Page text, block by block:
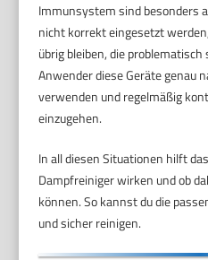
Immunsystem sind besonders
nicht korrekt eingesetzt
übrig bleiben, die
Anwender diese Geräte genau
verwenden und regelmäßig
einzugehen.
In all diesen Situationen hilft
Dampfreiniger wirken und ob
können. So kannst du die
und sicher reinigen.